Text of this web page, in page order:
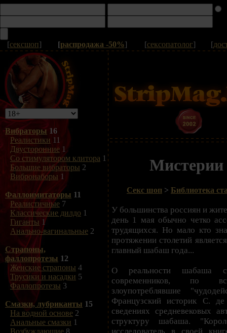
[сексшоп] [распродажа -50%] [сексопатолог] [
Вибраторы 16
Реалистики 11
Двусторонние 1
Со стимулятором клитора 1
Большие вибраторы 2
Вибронаборы 1
Фаллоимитаторы 11
Реалистичные 7
Классические дилдо 1
Гиганты 1
Анально-вагинальные 2
Страпоны,
фаллопротезы 12
Женские страпоны 4
Трусики и насадки 5
Фаллопротезы 3
Смазки, лубриканты 15
На водной основе 2
Анальные смазки 1
Возбуждающие 8
Секс шоп > Библиотека
У большинства россиян и
день 1 мая обычно четко
трудящихся. Но мало кто
протяжении столетий
главный шабаш года...
О реальности шабаша
современников, по
злоупотреблявшие
Французский историк С.
сведениях средневековых
структуру шабаша.